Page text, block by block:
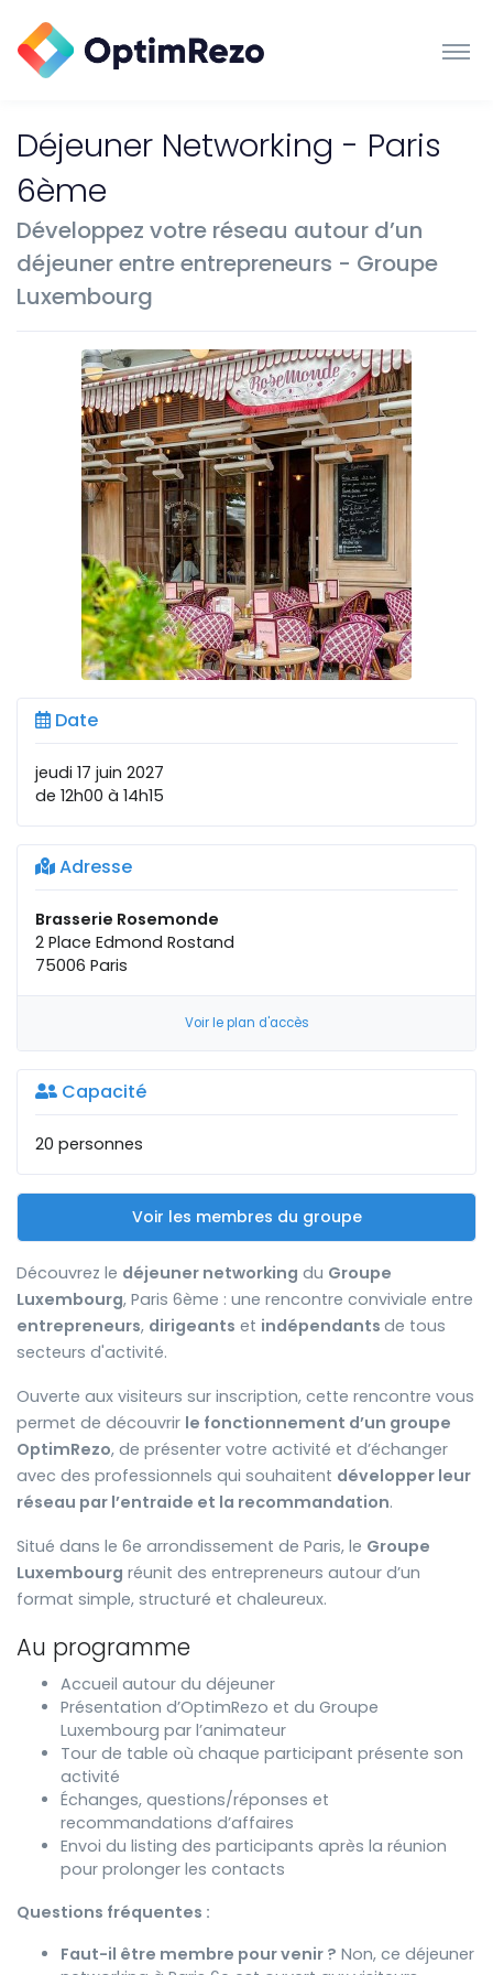
Déjeuner Networking - Paris
6ème
Développez votre réseau autour d’un
déjeuner entre entrepreneurs - Groupe
Luxembourg
Date
jeudi 17 juin 2027
de 12h00 à 14h15
Adresse
Brasserie Rosemonde
2 Place Edmond Rostand
75006 Paris
Voir le plan d'accès
Capacité
20 personnes
Voir les membres du groupe
Découvrez le déjeuner networking du Groupe
Luxembourg, Paris 6ème : une rencontre conviviale entre
entrepreneurs, dirigeants et indépendants de tous
secteurs d'activité.
Ouverte aux visiteurs sur inscription, cette rencontre vous
permet de découvrir le fonctionnement d’un groupe
OptimRezo, de présenter votre activité et d’échanger
avec des professionnels qui souhaitent développer leur
réseau par l’entraide et la recommandation.
Situé dans le 6e arrondissement de Paris, le Groupe
Luxembourg réunit des entrepreneurs autour d’un
format simple, structuré et chaleureux.
Au programme
Accueil autour du déjeuner
Présentation d’OptimRezo et du Groupe
Luxembourg par l’animateur
Tour de table où chaque participant présente son
activité
Échanges, questions/réponses et
recommandations d’affaires
Envoi du listing des participants après la réunion
pour prolonger les contacts
Questions fréquentes :
Faut-il être membre pour venir ? Non, ce déjeuner